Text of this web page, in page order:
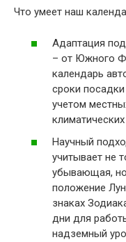
Что умеет наш
Адаптация
– от Южного
календарь
сроки
учетом
Научный
учитывает не
убывающая,
положение
знаках
дни для
надземный